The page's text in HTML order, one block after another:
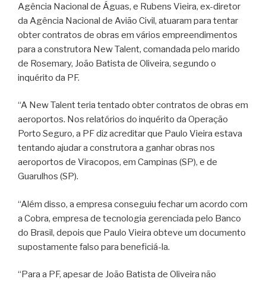
Agência Nacional de Águas, e Rubens Vieira, ex-diretor
da Agência Nacional de Avião Civil, atuaram para tentar
obter contratos de obras em vários empreendimentos
para a construtora New Talent, comandada pelo marido
de Rosemary, João Batista de Oliveira, segundo o
inquérito da PF.
“A New Talent teria tentado obter contratos de obras em
aeroportos. Nos relatórios do inquérito da Operação
Porto Seguro, a PF diz acreditar que Paulo Vieira estava
tentando ajudar a construtora a ganhar obras nos
aeroportos de Viracopos, em Campinas (SP), e de
Guarulhos (SP).
“Além disso, a empresa conseguiu fechar um acordo com
a Cobra, empresa de tecnologia gerenciada pelo Banco
do Brasil, depois que Paulo Vieira obteve um documento
supostamente falso para beneficiá-la.
“Para a PF, apesar de João Batista de Oliveira não